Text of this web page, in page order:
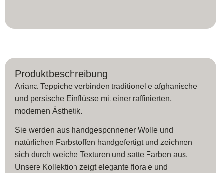
Produktbeschreibung
Ariana-Teppiche verbinden traditionelle afghanische
und persische Einflüsse mit einer raffinierten,
modernen Ästhetik.
Sie werden aus handgesponnener Wolle und
natürlichen Farbstoffen handgefertigt und zeichnen
sich durch weiche Texturen und satte Farben aus.
Unsere Kollektion zeigt elegante florale und